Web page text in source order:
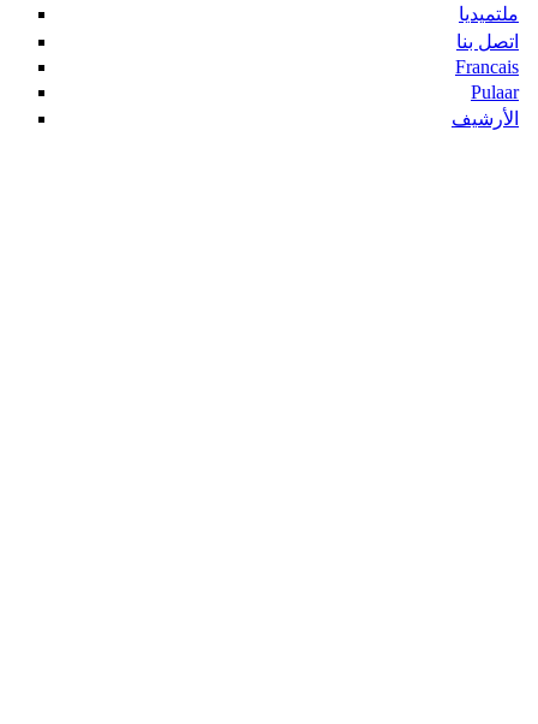
ملتميديا
اتصل بنا
Francais
Pulaar
الأرشيف